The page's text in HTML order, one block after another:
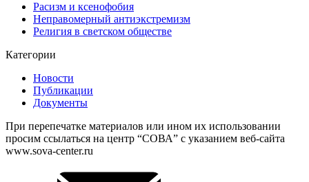
Расизм и ксенофобия
Неправомерный антиэкстремизм
Религия в светском обществе
Категории
Новости
Публикации
Документы
При перепечатке материалов или ином их использовании
просим ссылаться на центр “СОВА” с указанием веб-сайта
www.sova-center.ru